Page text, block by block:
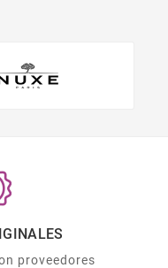
proveedores